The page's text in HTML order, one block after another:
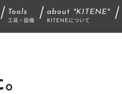
工具・設備
Tools
KITENEについて
about "KITENE"